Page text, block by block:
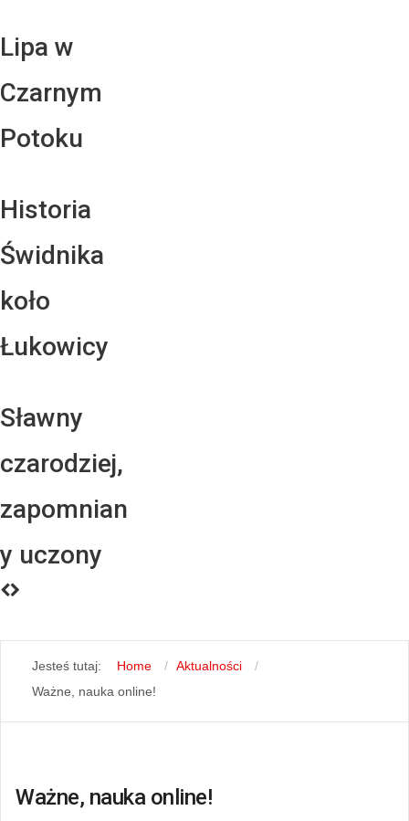
Lipa w
Czarnym
Potoku
Historia
Świdnika
koło
Łukowicy
Sławny
czarodziej,
zapomnian
y uczony
Jesteś tutaj: Home
Aktualności
Ważne, nauka online!
Ważne, nauka online!